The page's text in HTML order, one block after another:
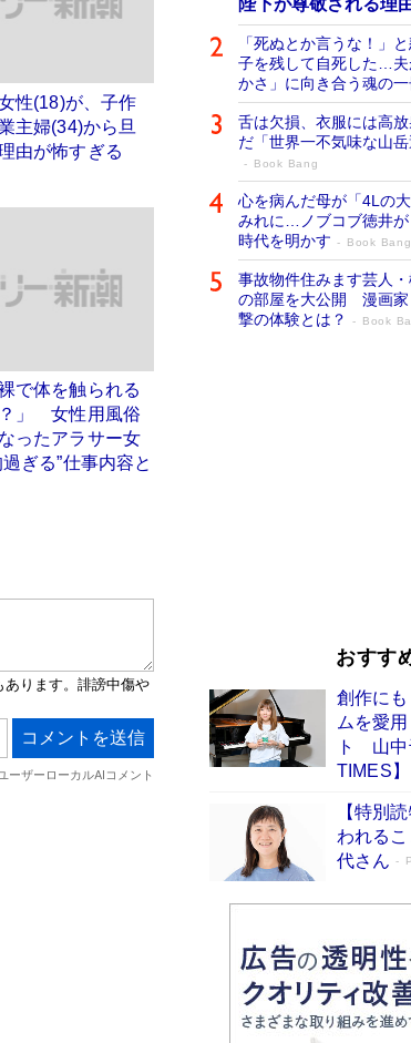
性(18)が、子作
主婦(34)から旦
由が怖すぎる
で体を触られる
」 女性用風俗
ったアラサー女
ぎる”仕事内容と
陛下が尊敬される理
「死ぬとか言うな！」
子を残して自死した…
かさ」に向き合う魂の
舌は欠損、衣服には高
だ「世界一不気味な山
Book Bang
心を病んだ母が「4Lの
みれに…ノブコブ徳井
時代を明かす
Book Bang
事故物件住みます芸人
の部屋を大公開 漫画家
撃の体験とは？
Book
占 上半期1位にも選出
Book Bang
おすす
創作に
ムを愛
ト 山中
TIMES】
【特別
われる
代さん